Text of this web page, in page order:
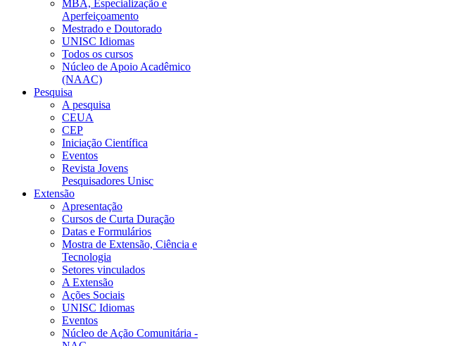
MBA, Especialização e
Aperfeiçoamento
Mestrado e Doutorado
UNISC Idiomas
Todos os cursos
Núcleo de Apoio Acadêmico
(NAAC)
Pesquisa
A pesquisa
CEUA
CEP
Iniciação Científica
Eventos
Revista Jovens
Pesquisadores Unisc
Extensão
Apresentação
Cursos de Curta Duração
Datas e Formulários
Mostra de Extensão, Ciência e
Tecnologia
Setores vinculados
A Extensão
Ações Sociais
UNISC Idiomas
Eventos
Núcleo de Ação Comunitária -